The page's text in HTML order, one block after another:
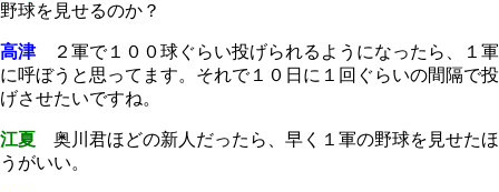
野球を見せるのか？
高津２軍で１００球ぐらい投げられるようになったら、１軍
に呼ぼうと思ってます。それで１０日に１回ぐらいの間隔で投
げさせたいですね。
江夏 奥川君ほどの新人だったら、早く１軍の野球を見せたほ
うがいい。